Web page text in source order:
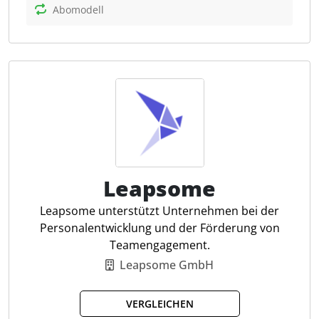
und einem nahtlosen Datenaustausch zwischen
Zusammenarbeit gewährleisten kann.
Reisekostenabrechnung
Arbeitsvertrag-Generator
Compliance-Management-System
Personalverwaltung-Software
Urlaubsverwaltung
Reisekosten-Software
Vorbereitende Lohnbuchhaltung
Personalentwicklung
Abomodell
Leapsome
Leapsome unterstützt Unternehmen bei der
Personalentwicklung und der Förderung von
Teamengagement.
Leapsome GmbH
VERGLEICHEN